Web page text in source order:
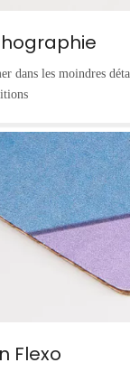
dans les moindres
Flexo